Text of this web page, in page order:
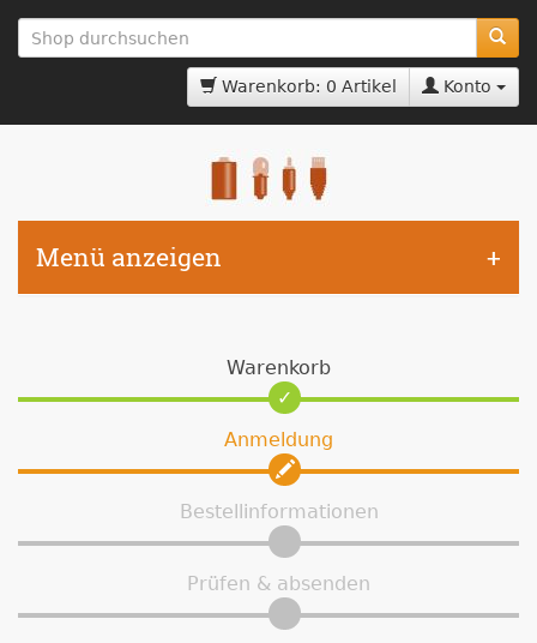
zum
Hauptinhalt
Warenkorb: 0 Artikel Konto
Menü anzeigen
Warenkorb
Anmeldung
Bestellinformationen
Prüfen & absenden